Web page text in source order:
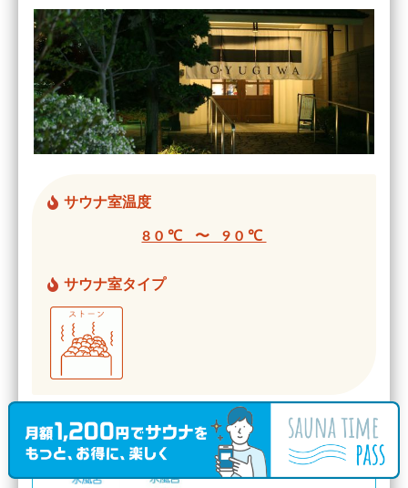
サウナ室温度
80℃ 〜 90℃
サウナ室タイプ
水風呂の温度帯